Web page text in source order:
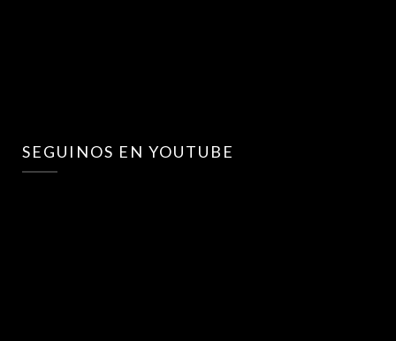
SEGUINOS EN YOUTUBE